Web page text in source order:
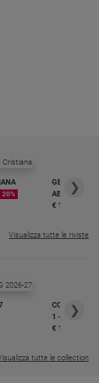
20%
GBABY
€ 16,99
❯
Visualizza tutte le riviste
COLLANA
1 - 2
€ 18,50
❯
tutte le collection